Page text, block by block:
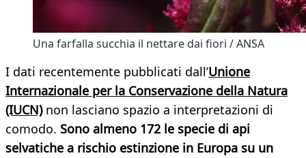
Una farfalla succhia il nettare dai fiori / ANSA
I dati recentemente pubblicati dall’Unione
Internazionale per la Conservazione della Natura
(IUCN)non lasciano spazio a interpretazioni di
comodo. Sono almeno 172 le specie di api
selvatiche a rischio estinzione in Europa su un